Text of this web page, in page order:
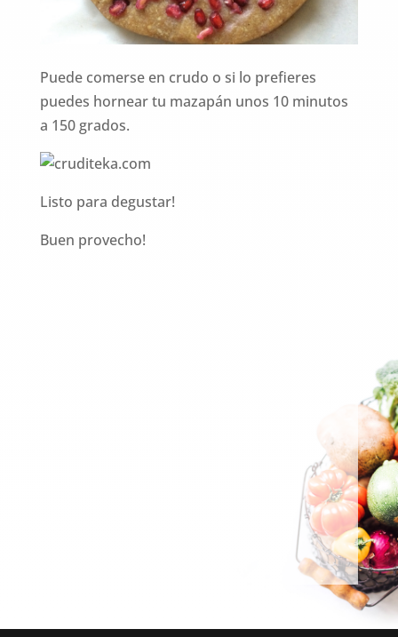
Puede comerse en crudo o si lo prefieres
puedes hornear tu mazapán unos 10 minutos
a 150 grados.
Listo para degustar!
Buen provecho!